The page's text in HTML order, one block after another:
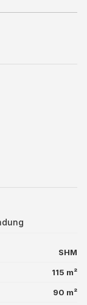
SHM
115 m²
90 m²